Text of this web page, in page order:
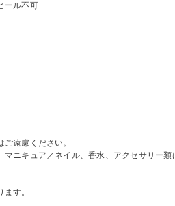
ール不可
遠慮ください。
マニキュア／ネイル、香水、アクセサリー類
す。